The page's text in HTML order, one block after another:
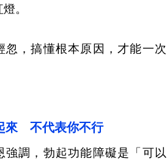
。
，搞懂根本原因，才能一
來 不代表你不行
強調，勃起功能障礙是「可